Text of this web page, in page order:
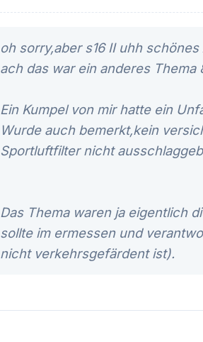
oh sorry,aber s16 II uhh
ach das war ein anderes Thema
Ein Kumpel von mir hatte ein
Wurde auch bemerkt,kein
Sportluftfilter nicht
Das Thema waren ja eigentlich
sollte im ermessen und
nicht verkehrsgefärdent ist).